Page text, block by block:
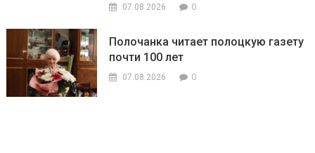
07.08.2026 0
Полочанка читает полоцкую газету
почти 100 лет
07.08.2026 0